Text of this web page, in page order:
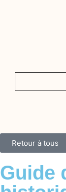
Retour à tous
Guide